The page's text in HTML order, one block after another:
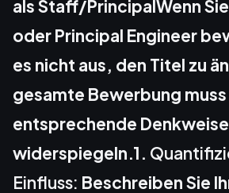
als Staff/PrincipalWenn
oder Principal Engineer
es nicht aus, den Titel zu
gesamte Bewerbung
entsprechende Denkweise
widerspiegeln.1.
Einfluss: Beschreiben Sie